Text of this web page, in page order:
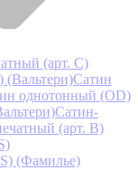
(арт. С)
(Вальтери)Сатин
однотонный (OD)
Сатин-
(арт. В)
(Фамилье)